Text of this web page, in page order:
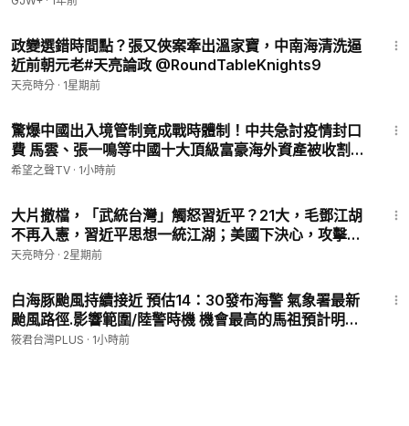
政變選錯時間點？張又俠案牽出溫家寶，中南海清洗逼
近前朝元老#天亮論政 @RoundTableKnights9 ​
天亮時分 · 1星期前
驚爆中國出入境管制竟成戰時體制！中共急討疫情封口
費 馬雲、張一鳴等中國十大頂級富豪海外資產被收割
【新聞速遞】
希望之聲TV · 1小時前
大片撤檔，「武統台灣」觸怒習近平？21大，毛鄧江胡
不再入憲，習近平思想一統江湖；美國下決心，攻擊伊
朗隱秘核設施(天亮論政第2049集20260721)
天亮時分 · 2星期前
白海豚颱風持續接近 預估14：30發布海警 氣象署最新
颱風路徑.影響範圍/陸警時機 機會最高的馬祖預計明天
（8日）晚上到9日上午發布
筱君台灣PLUS · 1小時前